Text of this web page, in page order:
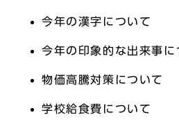
今年の漢字について
今年の印象的な出来事に
物価高騰対策について
学校給食費について